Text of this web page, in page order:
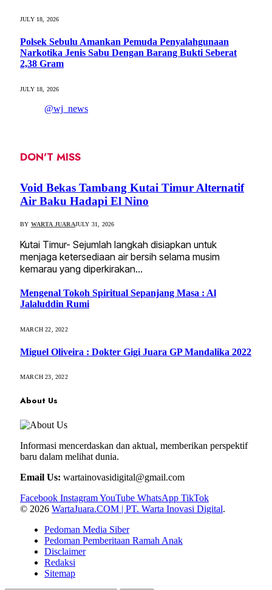
JULY 18, 2026
Polsek Sebulu Amankan Pemuda Penyalahgunaan
Narkotika Jenis Sabu Dengan Barang Bukti Seberat
2,38 Gram
JULY 18, 2026
@wj_news
DON'T MISS
Void Bekas Tambang Kutai Timur Alternatif
Air Baku Hadapi El Nino
BY WARTA JUARAJULY 31, 2026
Kutai Timur- Sejumlah langkah disiapkan untuk
menjaga ketersediaan air bersih selama musim
kemarau yang diperkirakan…
Mengenal Tokoh Spiritual Sepanjang Masa : Al
Jalaluddin Rumi
MARCH 22, 2022
Miguel Oliveira : Dokter Gigi Juara GP Mandalika 2022
MARCH 23, 2022
About Us
Informasi mencerdaskan dan aktual, memberikan perspektif
baru dalam melihat dunia.
Email Us: wartainovasidigital@gmail.com
Facebook InstagramYouTube WhatsApp TikTok
© 2026 WartaJuara.COM | PT. Warta Inovasi Digital.
Pedoman Media Siber
Pedoman Pemberitaan Ramah Anak
Disclaimer
Redaksi
Sitemap